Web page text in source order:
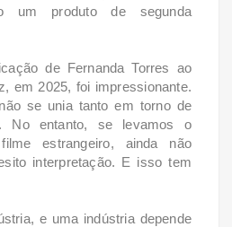
um produto de segunda
de Fernanda Torres ao
em 2025, foi impressionante.
se unia tanto em torno de
No entanto, se levamos o
estrangeiro, ainda não
interpretação. E isso tem
e uma indústria depende